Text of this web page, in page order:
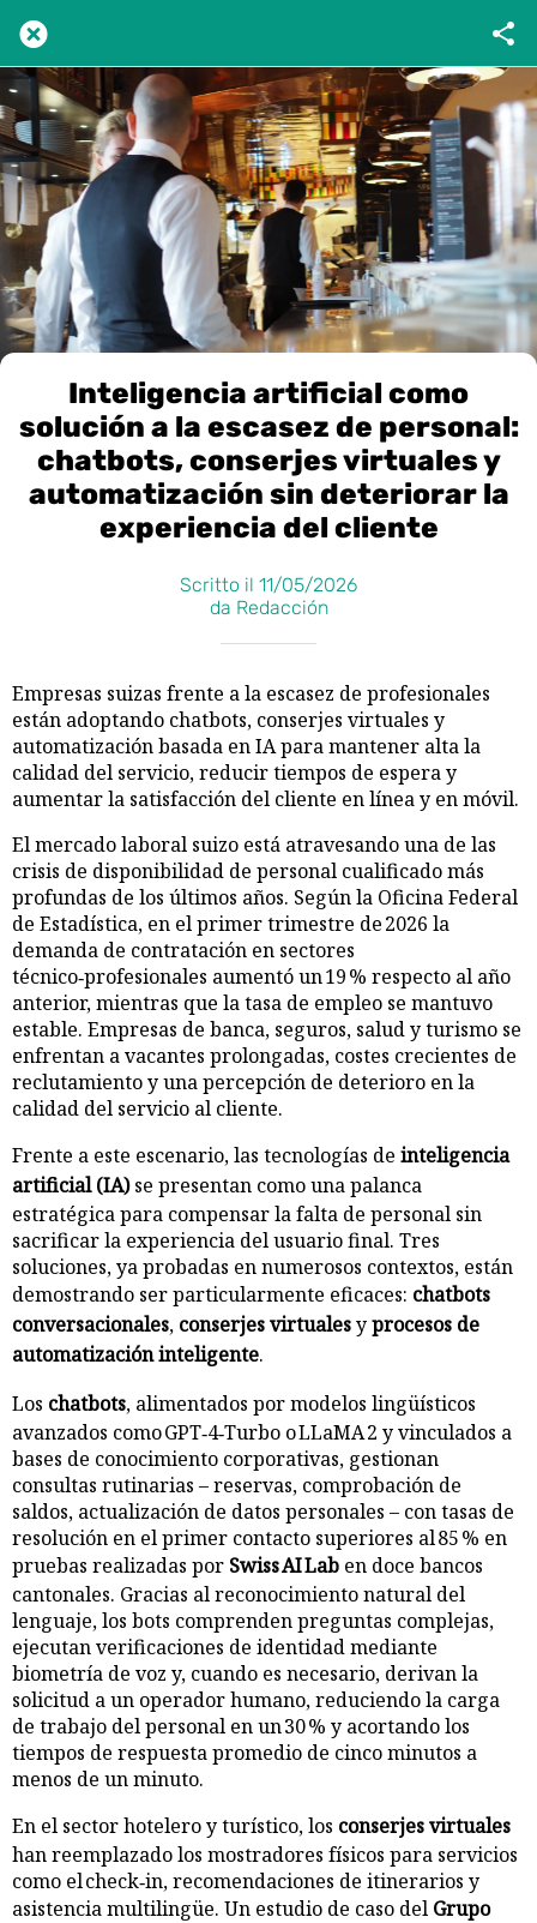
Inteligencia artificial como
solución a la escasez de personal:
chatbots, conserjes virtuales y
automatización sin deteriorar la
experiencia del cliente
Scritto il 11/05/2026
da Redacción
Empresas suizas frente a la escasez de profesionales
están adoptando chatbots, conserjes virtuales y
automatización basada en IA para mantener alta la
calidad del servicio, reducir tiempos de espera y
aumentar la satisfacción del cliente en línea y en móvil.
El mercado laboral suizo está atravesando una de las
crisis de disponibilidad de personal cualificado más
profundas de los últimos años. Según la Oficina Federal
de Estadística, en el primer trimestre de 2026 la
demanda de contratación en sectores
técnico‑profesionales aumentó un 19 % respecto al año
anterior, mientras que la tasa de empleo se mantuvo
estable. Empresas de banca, seguros, salud y turismo se
enfrentan a vacantes prolongadas, costes crecientes de
reclutamiento y una percepción de deterioro en la
calidad del servicio al cliente.
Frente a este escenario, las tecnologías de inteligencia
artificial (IA)se presentan como una palanca
estratégica para compensar la falta de personal sin
sacrificar la experiencia del usuario final. Tres
soluciones, ya probadas en numerosos contextos, están
demostrando ser particularmente eficaces: chatbots
conversacionales, conserjes virtualesyprocesos de
automatización inteligente.
Los chatbots, alimentados por modelos lingüísticos
avanzados como GPT‑4‑Turbo o LLaMA 2 y vinculados a
bases de conocimiento corporativas, gestionan
consultas rutinarias – reservas, comprobación de
saldos, actualización de datos personales – con tasas de
resolución en el primer contacto superiores al 85 % en
pruebas realizadas por Swiss AI Lab en doce bancos
cantonales. Gracias al reconocimiento natural del
lenguaje, los bots comprenden preguntas complejas,
ejecutan verificaciones de identidad mediante
biometría de voz y, cuando es necesario, derivan la
solicitud a un operador humano, reduciendo la carga
de trabajo del personal en un 30 % y acortando los
tiempos de respuesta promedio de cinco minutos a
menos de un minuto.
En el sector hotelero y turístico, los conserjes virtuales
han reemplazado los mostradores físicos para servicios
como el check‑in, recomendaciones de itinerarios y
asistencia multilingüe. Un estudio de caso del Grupo